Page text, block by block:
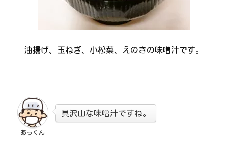
油揚げ、玉ねぎ、小松菜、えのきの味噌汁です。
あっくん
具沢山な味噌汁ですね。